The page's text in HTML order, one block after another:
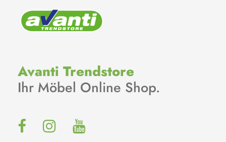
Avanti Trendstore
Ihr Möbel Online Shop.